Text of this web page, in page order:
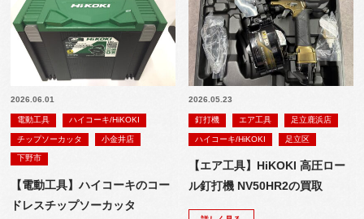
2026.06.01
電動工具 ハイコーキ/HiKOKI
チップソーカッタ 小金井店
下野市
【電動工具】ハイコーキのコー
ドレスチップソーカッタ
2026.05.23
釘打機 エア工具 足立鹿浜店
ハイコーキ/HiKOKI 足立区
【エア工具】HiKOKI 高圧ロー
ル釘打機 NV50HR2の買取